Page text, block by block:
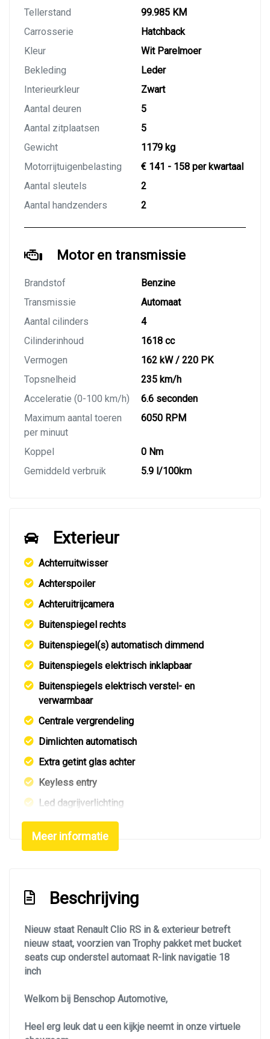
Tellerstand
99.985 KM
Carrosserie
Hatchback
Kleur
Wit Parelmoer
Bekleding
Leder
Interieurkleur
Zwart
Aantal deuren
5
Aantal zitplaatsen
5
Gewicht
1179 kg
Motorrijtuigenbelasting
€ 141 - 158 per kwartaal
Aantal sleutels
2
Aantal handzenders
2
Motor en transmissie
Brandstof
Benzine
Transmissie
Automaat
Aantal cilinders
4
Cilinderinhoud
1618 cc
Vermogen
162 kW / 220 PK
Topsnelheid
235 km/h
Acceleratie (0-100 km/h)
6.6 seconden
Maximum aantal toeren
per minuut
6050 RPM
Koppel
0 Nm
Gemiddeld verbruik
5.9 l/100km
Exterieur
Achterruitwisser
Achterspoiler
Achteruitrijcamera
Buitenspiegel rechts
Buitenspiegel(s) automatisch dimmend
Buitenspiegels elektrisch inklapbaar
Buitenspiegels elektrisch verstel- en
verwarmbaar
Centrale vergrendeling
Dimlichten automatisch
Extra getint glas achter
Keyless entry
Led dagrijverlichting
Led verlichting
Lichtmetalen velgen 18"
Park distance control
Parkeersensor achter
Speciale kleur
Sportonderstel
Meer informatie
Beschrijving
Nieuw staat Renault Clio RS in & exterieur betreft
nieuw staat, voorzien van Trophy pakket met bucket
seats cup onderstel automaat R-link navigatie 18
inch
Welkom bij Benschop Automotive,
Heel erg leuk dat u een kijkje neemt in onze virtuele